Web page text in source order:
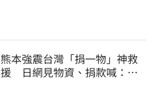
熊本強震台灣「捐一物」神救
援 日網見物資、捐款喊：給